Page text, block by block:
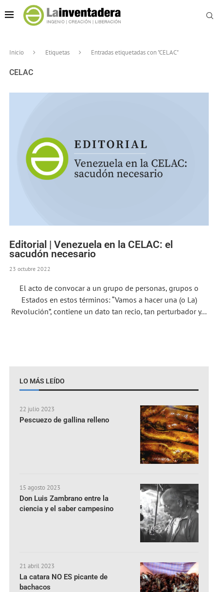
Inicio Etiquetas Entradas etiquetadas con "CELAC"
CELAC
Editorial | Venezuela en la CELAC: el
sacudón necesario
23 octubre 2022
El acto de convocar a un grupo de personas, grupos o
Estados en estos términos: “Vamos a hacer una (o La)
Revolución”, contiene un dato tan recio, tan perturbador y…
LO MÁS LEÍDO
22 julio 2023
Pescuezo de gallina relleno
15 agosto 2023
Don Luis Zambrano entre la
ciencia y el saber campesino
21 abril 2023
La catara NO ES picante de
bachacos